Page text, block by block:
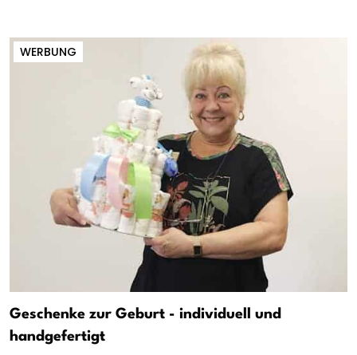
WERBUNG
Geschenke zur Geburt - individuell und
handgefertigt